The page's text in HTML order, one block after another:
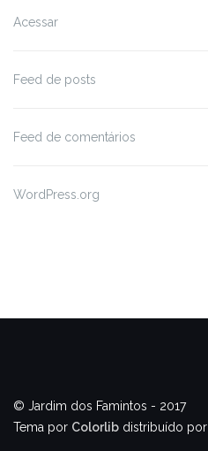
Acessar
Feed de posts
Feed de comentários
WordPress.org
© Jardim dos Famintos - 2017
Tema por Colorlib distribuído por